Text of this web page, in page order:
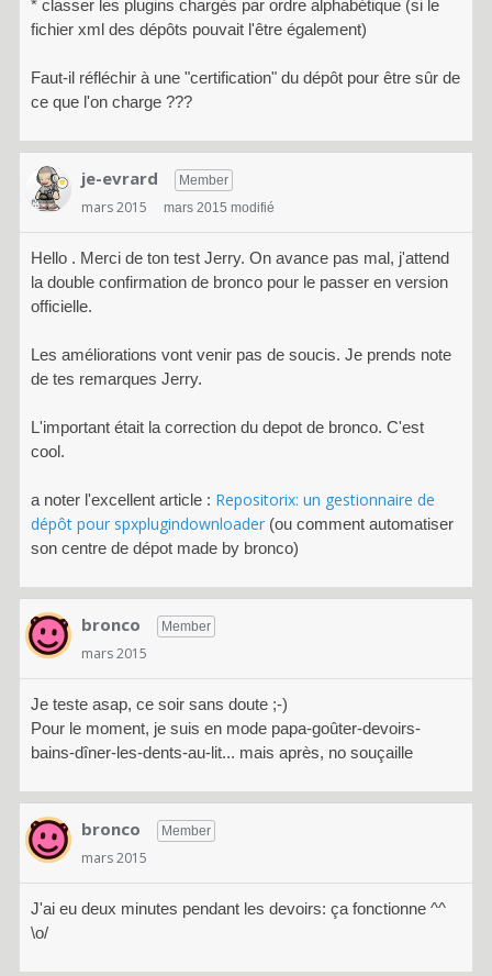
* classer les plugins chargés par ordre alphabétique (si le
fichier xml des dépôts pouvait l'être également)
Faut-il réfléchir à une "certification" du dépôt pour être sûr de
ce que l'on charge ???
je-evrard Member
mars 2015 mars 2015 modifié
Hello . Merci de ton test Jerry. On avance pas mal, j'attend
la double confirmation de bronco pour le passer en version
officielle.
Les améliorations vont venir pas de soucis. Je prends note
de tes remarques Jerry.
L'important était la correction du depot de bronco. C'est
cool.
a noter l'excellent article : Repositorix: un gestionnaire de
dépôt pour spxplugindownloader (ou comment automatiser
son centre de dépot made by bronco)
bronco Member
mars 2015
Je teste asap, ce soir sans doute ;-)
Pour le moment, je suis en mode papa-goûter-devoirs-
bains-dîner-les-dents-au-lit... mais après, no souçaille
bronco Member
mars 2015
J'ai eu deux minutes pendant les devoirs: ça fonctionne ^^
\o/